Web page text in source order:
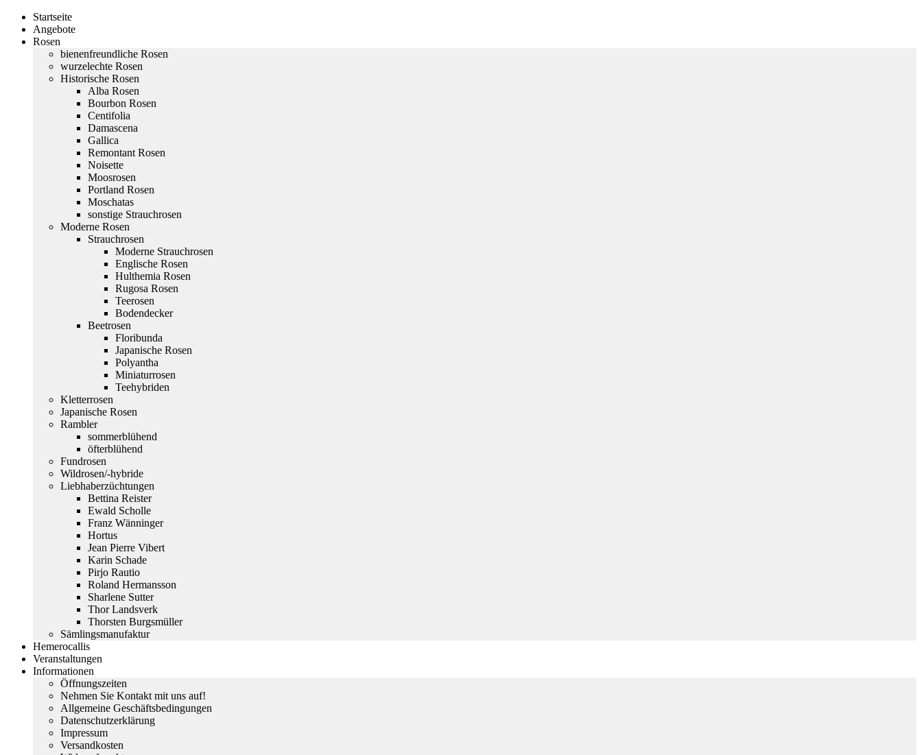
Startseite
Angebote
Rosen
bienenfreundliche Rosen
wurzelechte Rosen
Historische Rosen
Alba Rosen
Bourbon Rosen
Centifolia
Damascena
Gallica
Remontant Rosen
Noisette
Moosrosen
Portland Rosen
Moschatas
sonstige Strauchrosen
Moderne Rosen
Strauchrosen
Moderne Strauchrosen
Englische Rosen
Hulthemia Rosen
Rugosa Rosen
Teerosen
Bodendecker
Beetrosen
Floribunda
Japanische Rosen
Polyantha
Miniaturrosen
Teehybriden
Kletterrosen
Japanische Rosen
Rambler
sommerblühend
öfterblühend
Fundrosen
Wildrosen/-hybride
Liebhaberzüchtungen
Bettina Reister
Ewald Scholle
Franz Wänninger
Hortus
Jean Pierre Vibert
Karin Schade
Pirjo Rautio
Roland Hermansson
Sharlene Sutter
Thor Landsverk
Thorsten Burgsmüller
Sämlingsmanufaktur
Hemerocallis
Veranstaltungen
Informationen
Öffnungszeiten
Nehmen Sie Kontakt mit uns auf!
Allgemeine Geschäftsbedingungen
Datenschutzerklärung
Impressum
Versandkosten